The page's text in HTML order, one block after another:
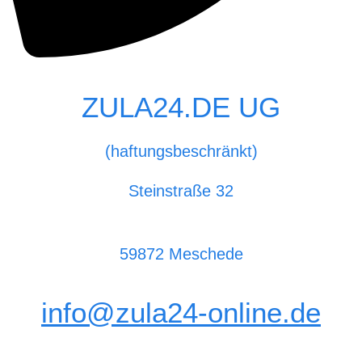
ZULA24.DE UG
(haftungsbeschränkt)
Steinstraße 32
59872 Meschede
info@zula24-online.de